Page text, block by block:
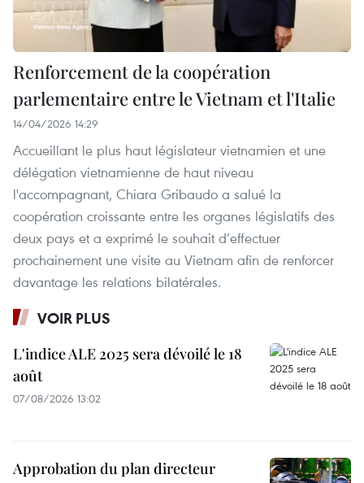
Renforcement de la coopération
parlementaire entre le Vietnam et l'Italie
14/04/2026 14:29
Accueillant le plus haut législateur vietnamien et une
délégation vietnamienne de haut niveau
l'accompagnant, Chiara Gribaudo a salué la
coopération croissante entre les organes législatifs des
deux pays et a exprimé le souhait d’effectuer
prochainement une visite au Vietnam afin de renforcer
davantage les relations bilatérales.
VOIR PLUS
L'indice ALE 2025 sera dévoilé le 18
août
07/08/2026 13:02
Approbation du plan directeur